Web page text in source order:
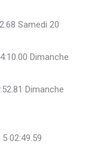
Samedi 20
Dimanche
Dimanche
02:49.59